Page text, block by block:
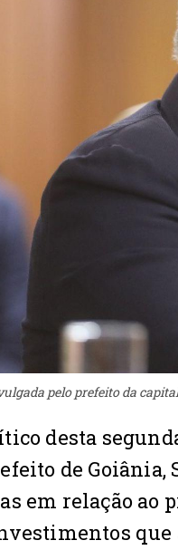
pelo prefeito da
desta
de
em relação ao
que